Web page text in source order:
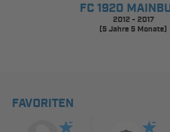
FC 1920
2012 - 2017
(5 Jahre 5 Monate)
FAVORITEN